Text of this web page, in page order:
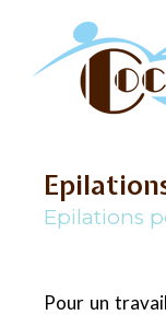
Epilations
Pour un